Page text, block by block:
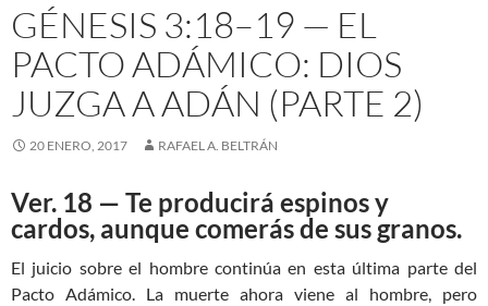
GÉNESIS 3:18–19 — EL
PACTO ADÁMICO: DIOS
JUZGA A ADÁN (PARTE 2)
20 ENERO, 2017 RAFAEL A. BELTRÁN
Ver. 18 — Te producirá espinos y
cardos, aunque comerás de sus granos.
El juicio sobre el hombre continúa en esta última parte del
Pacto Adámico. La muerte ahora viene al hombre, pero